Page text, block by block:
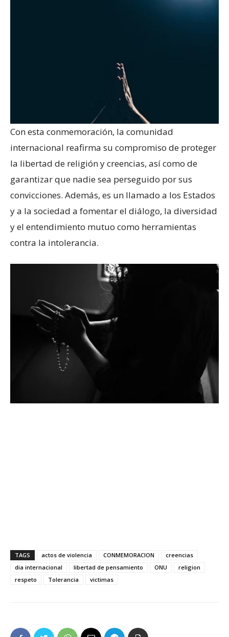
Con esta conmemoración, la comunidad
internacional reafirma su compromiso de proteger
la libertad de religión y creencias, así como de
garantizar que nadie sea perseguido por sus
convicciones. Además, es un llamado a los Estados
y a la sociedad a fomentar el diálogo, la diversidad
y el entendimiento mutuo como herramientas
contra la intolerancia.
TAGS actos de violencia CONMEMORACION
creencias
dia internacional
libertad de pensamiento ONU
religion
respeto
Tolerancia victimas